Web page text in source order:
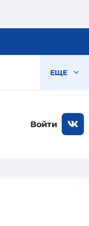
ЕЩЕ
Войти